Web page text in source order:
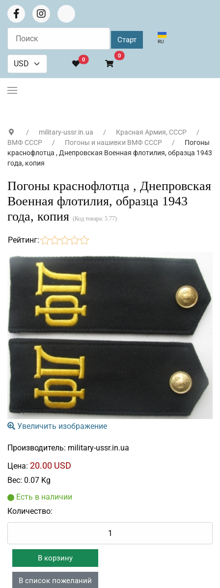
Выберите язык
RU
0
0В корзину
military-ussr.in.ua
Красная Армия, СССР
ВМФ СССР
Погоны и нашивки ВМФ СССР
Погоны
краснофлотца , Днепровская Военная флотилия, образца 1943
года, копия
Погоны краснофлотца , Днепровская
Военная флотилия, образца 1943
года, копия (Код товара: 5.77)
Рейтинг:
Увеличить изображение
Производитель: military-ussr.in.ua
Цена: 20.00 USD
Вес: 0.07 Kg
Есть в наличии
Количество: